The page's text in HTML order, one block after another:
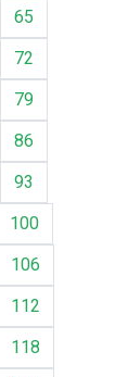
65
72
79
86
93
100
106
112
118